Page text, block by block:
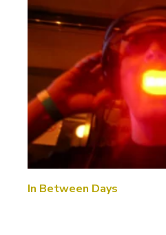
In Between Days